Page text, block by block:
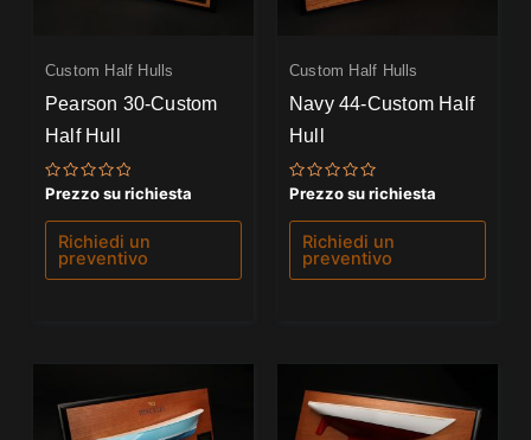
Custom Half Hulls
Pearson 30-Custom
Half Hull
Valutato
su
Prezzo su richiesta
Richiedi un
preventivo
Custom Half Hulls
Navy 44-Custom Half
Hull
Valutato
su
Prezzo su richiesta
Richiedi un
preventivo